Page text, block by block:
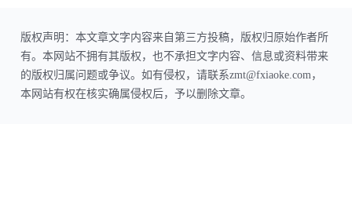
版权声明：本文章文字内容来自第三方投稿，版权归原始作者所
有。本网站不拥有其版权，也不承担文字内容、信息或资料带来
的版权归属问题或争议。如有侵权，请联系zmt@fxiaoke.com，
本网站有权在核实确属侵权后，予以删除文章。